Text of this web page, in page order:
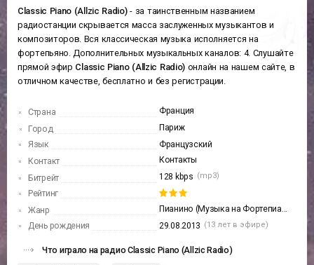
Classic Piano (Allzic Radio)- за таинственным названием
радиостанции скрывается масса заслуженных музыкантов и
композиторов. Вся классическая музыка исполняется на
фортепьяно. Дополнительных музыкальных каналов: 4. Слушайте
прямой эфир Classic Piano (Allzic Radio) онлайн на нашем сайте, в
отличном качестве, бесплатно и без регистрации.
Страна
Франция
Город
Париж
Язык
Французский
Контакт
Контакты
Битрейт
128 kbps (mp3)
Рейтинг
Жанр
Пианино (Музыка на Фортепиано)
День рождения
29.08.2013 (13 лет в эфире)
Что играло на радио Classic Piano (Allzic Radio)